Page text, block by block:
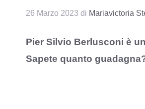
26 Marzo 2023 di Mariavictoria
Pier Silvio Berlusconi è
Sapete quanto